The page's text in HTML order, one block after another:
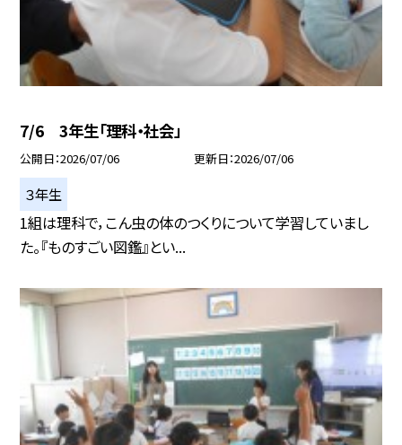
7/6 3年生「理科・社会」
公開日 2026/07/06 更新日 2026/07/06
３年生
1組は理科で，こん虫の体のつくりについて学習していまし
た。『ものすごい図鑑』とい...